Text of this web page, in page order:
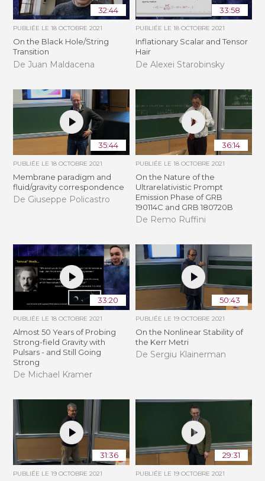
32:44
PUBLIÉE LE18 OCTOBRE 2021
On the Black Hole/String
Transition
De Juan Maldacena
33:58
PUBLIÉE LE 18 OCTOBRE 2021
Inflationary Scalar and Tensor
Hair
De Alexei Starobinsky
35:44
PUBLIÉE LE18 OCTOBRE 2021
Membrane paradigm and
fluid/gravity correspondence
De Giuseppe Policastro
36:14
PUBLIÉE LE 18 OCTOBRE 2021
On the Nature of the
Ultrarelativistic Prompt
Emission Phase of GRB
190114C and GRB 180720B
De Remo Ruffini
33:20
PUBLIÉE LE18 OCTOBRE 2021
Almost 50 Years of Probing
Strong-field Gravity with
Pulsars - and Still Going
Strong
De Michael Kramer
50:43
PUBLIÉE LE 19 OCTOBRE 2021
On the Nonlinear Stability of
the Kerr Metri
De Sergiu Klainerman
31:36
PUBLIÉE LE19 OCTOBRE 2021
29:31
PUBLIÉE LE 19 OCTOBRE 2021